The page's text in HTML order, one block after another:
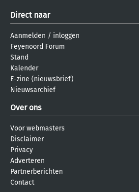
Direct naar
Aanmelden / inloggen
Feyenoord Forum
Stand
Kalender
E-zine (nieuwsbrief)
Nieuwsarchief
Over ons
Voor webmasters
Disclaimer
Privacy
Adverteren
Partnerberichten
Contact